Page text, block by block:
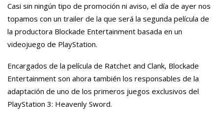
Casi sin ningún tipo de promoción ni aviso, el día de ayer nos
topamos con un trailer de la que será la segunda película de
la productora Blockade Entertainment basada en un
videojuego de PlayStation.
Encargados de la película de Ratchet and Clank, Blockade
Entertainment son ahora también los responsables de la
adaptación de uno de los primeros juegos exclusivos del
PlayStation 3: Heavenly Sword.